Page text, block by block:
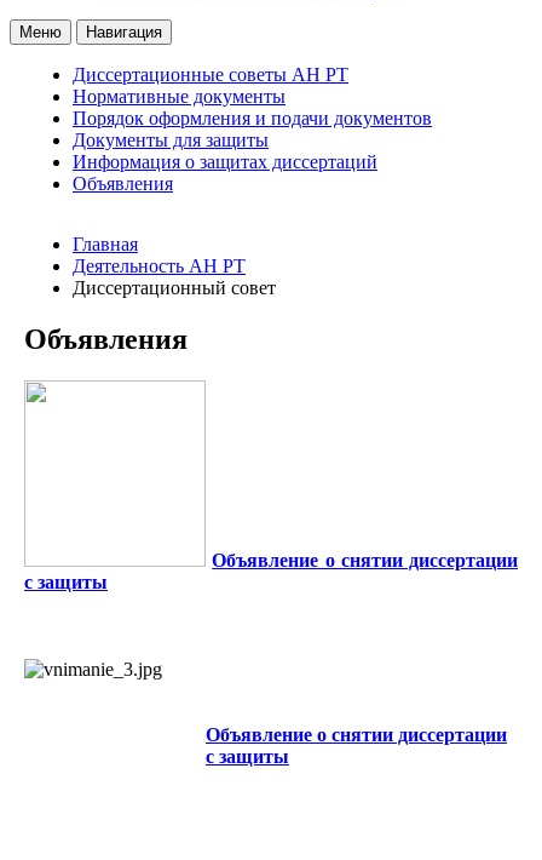
Меню Навигация
Диссертационные советы АН РТ
Нормативные документы
Порядок оформления и подачи документов
Документы для защиты
Информация о защитах диссертаций
Объявления
Главная
Деятельность АН РТ
Диссертационный совет
Объявления
Объявление о снятии диссертации
с защиты
Объявление о снятии диссертации
с защиты